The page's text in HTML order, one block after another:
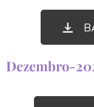
Dezembro-